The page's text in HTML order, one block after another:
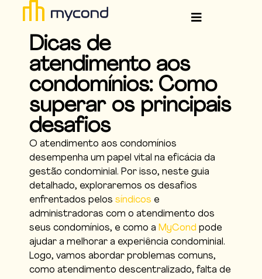
Dicas de
atendimento aos
condomínios: Como
superar os principais
desafios
O atendimento aos condomínios
desempenha um papel vital na eficácia da
gestão condominial. Por isso, neste guia
detalhado, exploraremos os desafios
enfrentados pelos síndicos e
administradoras com o atendimento dos
seus condomínios, e como a MyCond pode
ajudar a melhorar a experiência condominial.
Logo, vamos abordar problemas comuns,
como atendimento descentralizado, falta de